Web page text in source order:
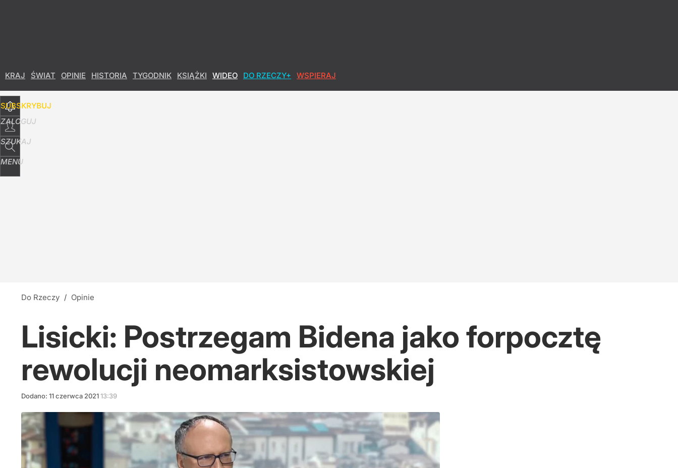
KRAJ ŚWIAT OPINIE HISTORIA TYGODNIK KSIĄŻKI WIDEO DO RZECZY+ WSPIERAJ
SUBSKRYBUJ
ZALOGUJ
SZUKAJ
MENU
Do Rzeczy / Opinie
Lisicki: Postrzegam Bidena jako forpocztę
rewolucji neomarksistowskiej
Dodano: 11czerwca 202113:39